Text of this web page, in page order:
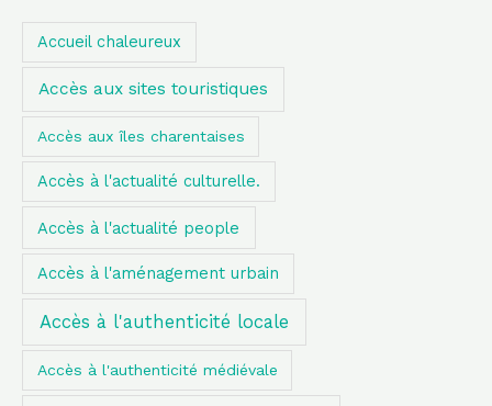
e
r
e
r
Accueil chaleureux
Accès aux sites touristiques
Accès aux îles charentaises
Accès à l'actualité culturelle.
Accès à l'actualité people
Accès à l'aménagement urbain
Accès à l'authenticité locale
Accès à l'authenticité médiévale